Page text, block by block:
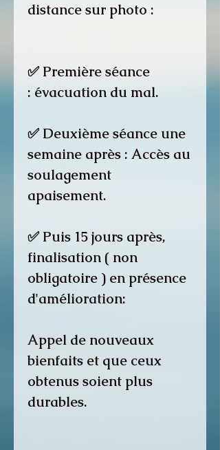
distance sur photo :
✅ Première séance
: évacuation du mal.
✅ Deuxième séance une
semaine après : Accès au
soulagement
apaisement.
✅ Puis 15 jours après,
finalisation ( non
obligatoire ) en présence
d'amélioration:
Appel de nouveaux
bienfaits et que ceux
obtenus soient plus
durables.